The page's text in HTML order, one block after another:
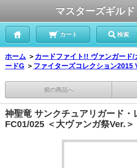
マスターズギル
カート 検索
ホーム ＞ カードファイト!! ヴァンガード
ードG ＞ ファイターズコレクション2015
前の商品へ
神聖竜 サンクチュアリガード・
FC01/025 ＜大ヴァンガ祭Ver.＞